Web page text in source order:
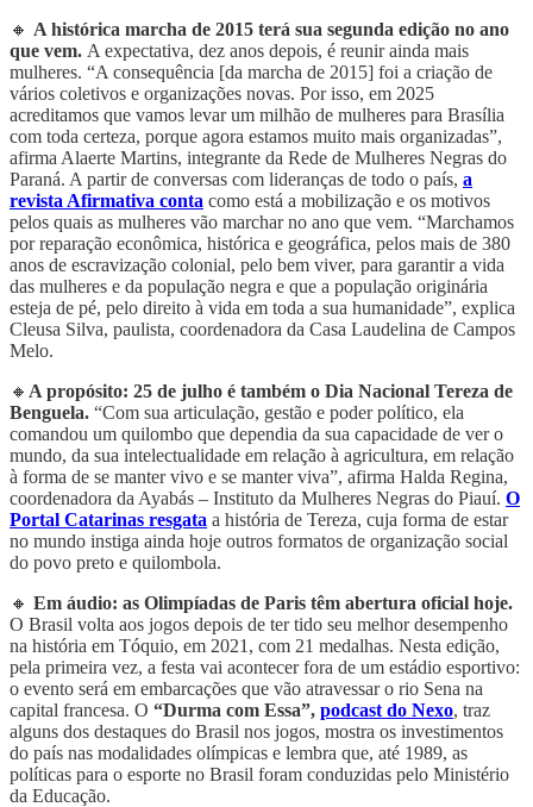
🔸 A histórica marcha de 2015 terá sua segunda edição no ano
que vem. A expectativa, dez anos depois, é reunir ainda mais
mulheres. “A consequência [da marcha de 2015] foi a criação de
vários coletivos e organizações novas. Por isso, em 2025
acreditamos que vamos levar um milhão de mulheres para Brasília
com toda certeza, porque agora estamos muito mais organizadas”,
afirma Alaerte Martins, integrante da Rede de Mulheres Negras do
Paraná. A partir de conversas com lideranças de todo o país, a
revista Afirmativa conta como está a mobilização e os motivos
pelos quais as mulheres vão marchar no ano que vem. “Marchamos
por reparação econômica, histórica e geográfica, pelos mais de 380
anos de escravização colonial, pelo bem viver, para garantir a vida
das mulheres e da população negra e que a população originária
esteja de pé, pelo direito à vida em toda a sua humanidade”, explica
Cleusa Silva, paulista, coordenadora da Casa Laudelina de Campos
Melo.
🔸 A propósito: 25 de julho é também o Dia Nacional Tereza de
Benguela. “Com sua articulação, gestão e poder político, ela
comandou um quilombo que dependia da sua capacidade de ver o
mundo, da sua intelectualidade em relação à agricultura, em relação
à forma de se manter vivo e se manter viva”, afirma Halda Regina,
coordenadora da Ayabás – Instituto da Mulheres Negras do Piauí. O
Portal Catarinas resgata a história de Tereza, cuja forma de estar
no mundo instiga ainda hoje outros formatos de organização social
do povo preto e quilombola.
🔸 Em áudio: as Olimpíadas de Paris têm abertura oficial hoje.
O Brasil volta aos jogos depois de ter tido seu melhor desempenho
na história em Tóquio, em 2021, com 21 medalhas. Nesta edição,
pela primeira vez, a festa vai acontecer fora de um estádio esportivo:
o evento será em embarcações que vão atravessar o rio Sena na
capital francesa. O “Durma com Essa”, podcast do Nexo, traz
alguns dos destaques do Brasil nos jogos, mostra os investimentos
do país nas modalidades olímpicas e lembra que, até 1989, as
políticas para o esporte no Brasil foram conduzidas pelo Ministério
da Educação.